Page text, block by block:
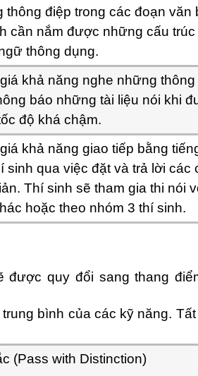
thông điệp trong các đoạn văn
cần nắm được những cấu trúc
thông dụng.
khả năng nghe những thông
báo những tài liệu nói khi
độ khá chậm.
khả năng giao tiếp bằng
sinh qua việc đặt và trả lời các
Thí sinh sẽ tham gia thi nói
hoặc theo nhóm 3 thí sinh.
quy đổi sang thang
bình của các kỹ năng.
(Pass with Distinction)